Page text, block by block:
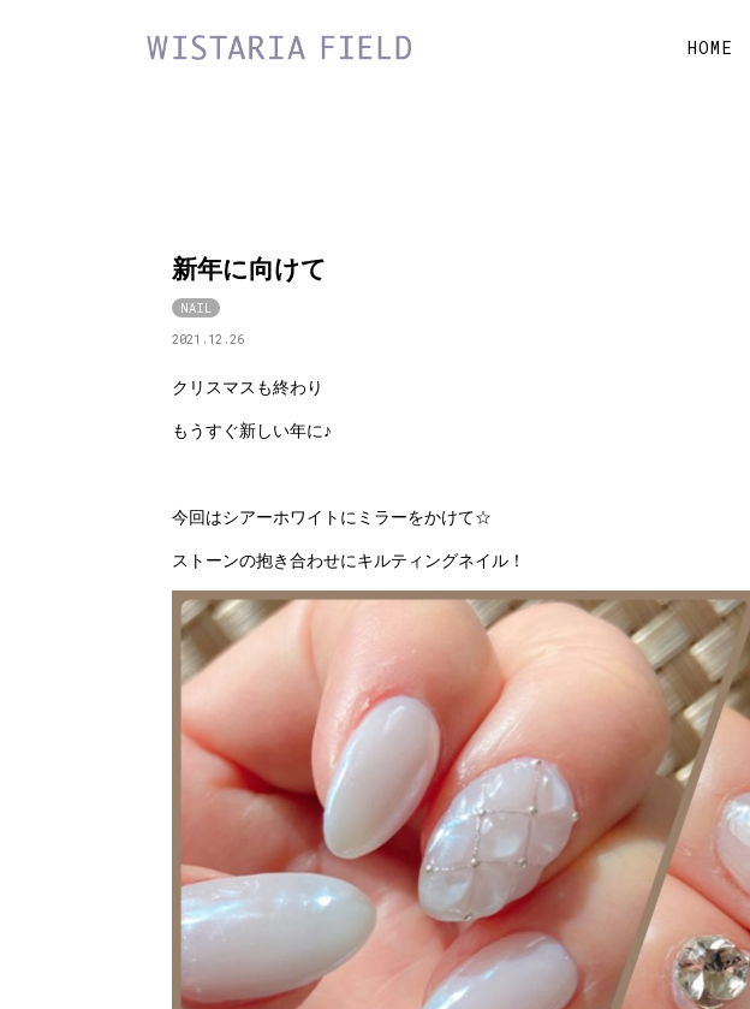
HOME
新年に向けて
NAIL
2021.12.26
クリスマスも終わり
もうすぐ新しい年に♪
今回はシアーホワイトにミラーをかけて☆
ストーンの抱き合わせにキルティングネイル！